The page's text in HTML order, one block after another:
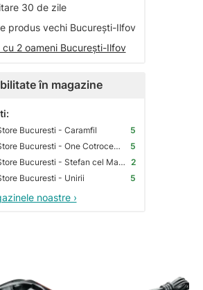
30 de zile
produs vechi București-Ilfov
cu 2 oameni București-Ilfov
în magazine
Bucuresti - Caramfil
5
Premium Store Bucuresti - One Cotroceni Park
5
Premium Store Bucuresti - Stefan cel Mare 2
Bucuresti - Unirii
5
noastre ›